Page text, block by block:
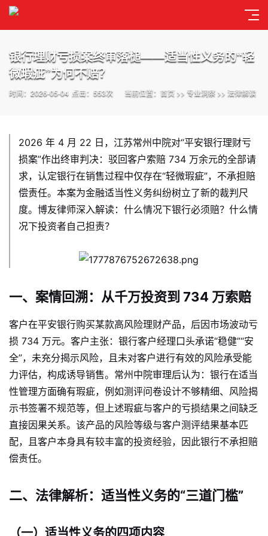
银行理财亏损案终审落槌——适当性义务的“轻
微瑕疵”为何不赔？
当前位置： 首页 >> 专业洞察 >> 法律解读
时间：2026-05-04 点击：553次
2026 年 4 月 22 日，江苏常州中院对“平安银行理财亏
损案”作出终审判决：驳回客户索赔 734 万余元的全部请
求，认定银行在销售过程中仅存在“轻微瑕疵”，不承担赔
偿责任。本案为金融适当性义务纠纷树立了新的裁判尺
度。博友律师深入解读：什么情况下银行必须赔？什么情
况下投资者自己担责？
一、案情回溯：从千万投资到 734 万索赔
客户在平安银行购买某款高风险理财产品，后因市场波动亏
损 734 万元。客户主张：银行客户经理口头承诺“稳健”“安
全”，未充分揭示风险，且未对客户进行有效的风险承受能
力评估，构成诱导销售。常州中院审理后认为：银行在适当
性管理方面确有瑕疵，例如测评问卷设计不够精细、风险揭
示书签署不规范等，但上述瑕疵与客户的亏损结果之间缺乏
直接因果关系。该产品的风险等级与客户测评结果基本匹
配，且客户本身具有较丰富的投资经验，因此银行不承担赔
偿责任。
二、法律解析：适当性义务的“三道门槛”
（一）适当性义务的四项内容